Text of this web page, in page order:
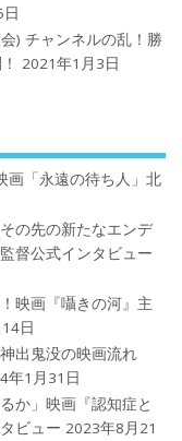
) チャンネルの乱！勝
2021年1月3日
画「永遠の待ち人」北
の先の新たなエンデ
督公式インタビュー
映画『囁きの河』主
日
出鬼没の映画流れ
年1月31日
か」映画『認知症と
ビュー 2023年8月21